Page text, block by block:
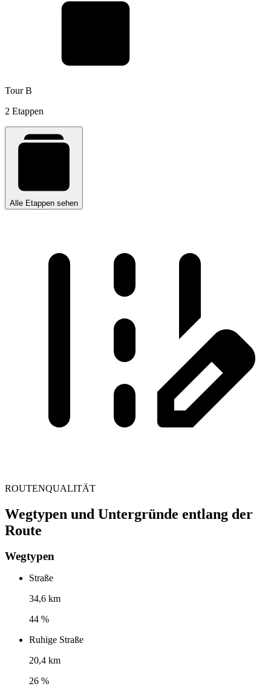
Tour B
2 Etappen
Alle Etappen sehen
ROUTENQUALITÄT
Wegtypen und Untergründe entlang der
Route
Wegtypen
Straße
34,6 km
44 %
Ruhige Straße
20,4 km
26 %